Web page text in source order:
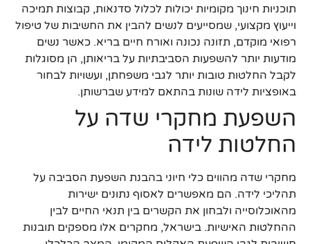
תוכניות חינוך מקומיות יכולות לכלול סדנאות, קבוצות תמיכה
וייעוץ מקצועי, שמסייעים לנשים להבין את החשיבות של טיפול
רפואי מוקדם, תזונה נכונה ואורח חיים בריא. כאשר נשים
מודעות יותר להשפעות הסביבתיות על בריאותן, הן מסוגלות
לקבל החלטות טובות יותר לגבי משפחתן, ועשויות לבחור
באופציות לידה שונות בהתאם למידע שברשותן.
השפעת מחקרי שדה על
החלטות לידה
מחקרי שדה מהווים כלי חיוני בהבנת השפעת הסביבה על
תהליכי לידה. הם מאפשרים לאסוף נתונים ישירות
מהאוכלוסייה ולבחון את הקשרים בין תנאי החיים לבין
ההחלטות האישיות. בישראל, מחקרים אלו מספקים תובנות